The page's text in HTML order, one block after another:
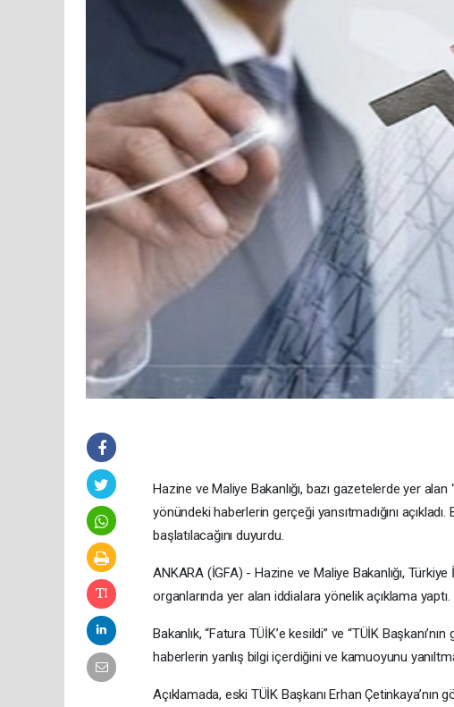
Hazine ve Maliye Bakanlığı, bazı gazetelerde yer
yönündeki haberlerin gerçeği yansıtmadığını
başlatılacağını duyurdu.
ANKARA (İGFA) - Hazine ve Maliye Bakanlığı,
organlarında yer alan iddialara yönelik açıklama yaptı.
Bakanlık, “Fatura TÜİK’e kesildi” ve “TÜİK
haberlerin yanlış bilgi içerdiğini ve kamuoyunu
Açıklamada, eski TÜİK Başkanı Erhan